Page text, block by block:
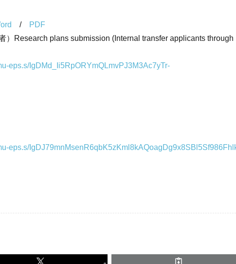
/
PDF
）Research plans submission (Internal transfer applicants through
eps.s/IgDMd_Ii5RpORYmQLmvPJ3M3Ac7yTr-
eps.s/